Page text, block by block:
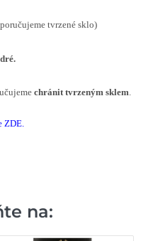
tvrzené sklo)
.
chránit tvrzeným sklem
ZDE.
na: